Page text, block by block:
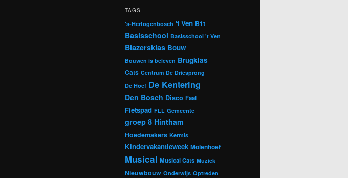
TAGS
's-Hertogenbosch 't Ven B1t
Basisschool Basisschool 't Ven
Blazersklas Bouw
Bouwen is beleven Brugklas
Cats Centrum De Driesprong
De Hoef De Kentering
Den Bosch Disco Faal
Fietspad FLL Gemeente
groep 8 Hintham
Hoedemakers Kermis
Kindervakantieweek Molenhoef
Musical Musical Cats Muziek
Nieuwbouw Onderwijs Optreden